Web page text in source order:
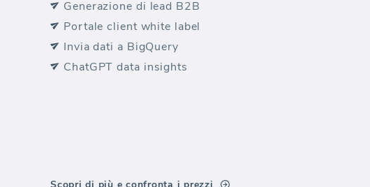
Generazione di lead B2B
Portale client white label
Invia dati a BigQuery
ChatGPT data insights